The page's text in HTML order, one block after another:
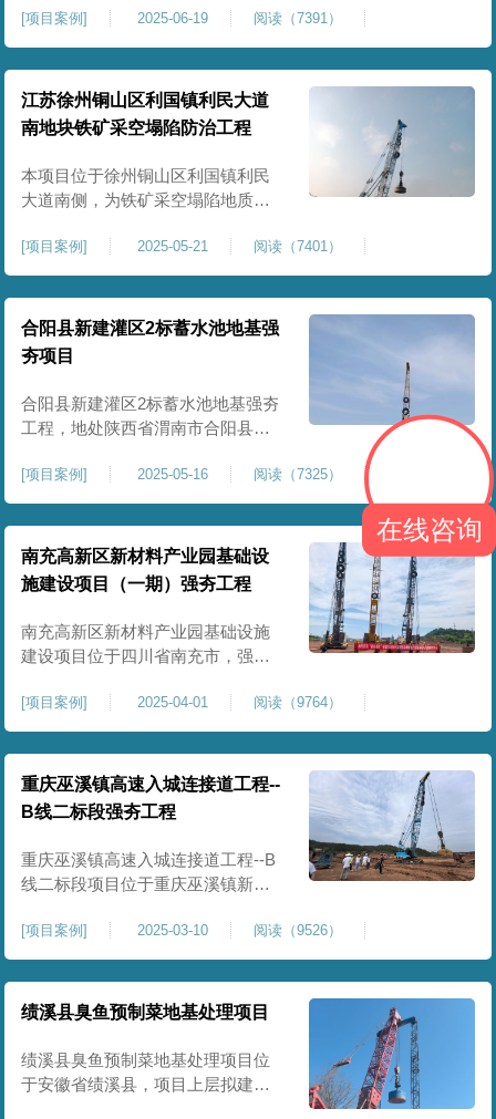
积约 20000 平方米，采用满场强夯
加固方式改善场地工程地质条件，
有效提高地基承载力、控制不均匀
沉降，满足变电站各类构支架、电
气设备及配套设施建设标准。本项
目是嵩县重要电力基础设施，投运
后优化区域电网布局，增强当
[项目案例] 2025-06-19 阅读（7391）
江苏徐州铜山区利国镇利民大道
南地块铁矿采空塌陷防治工程
本项目位于徐州铜山区利国镇利民
大道南侧，为铁矿采空塌陷地质灾
35000㎡。针对区域铁矿开采遗留的
地层松散、裂隙发育、塌陷沉降等
隐患，采用强夯工艺加固场地地
基，消除采空地质风险，提升场地
整体稳定性与承载力，彻底改善地
块建设条件，实现矿区地质灾害治
理与土地安全利用。
[项目案例] 2025-05-21 阅读（7401）
合阳县新建灌区2标蓄水池地基强
夯项目
合阳县新建灌区2标蓄水池地基强夯
工程，地处陕西省渭南市合阳县，
的关键前置工程，主要服务于片区
农业灌溉蓄水配套建设，为后续蓄
水池主体施工筑牢地基基础，保障
灌区水利设施长期稳定运行。本工
程核心施工内容为蓄水池场地地基
强夯加固处理，总强夯施工面积
25000㎡，施工完成后场地上部将新
[项目案例] 2025-05-16 阅读（7325）
南充高新区新材料产业园基础设
施建设项目（一期）强夯工程
南充高新区新材料产业园基础设施
建设项目位于四川省南充市，强夯
软弱土、回填土等复杂地质，采用
强夯地基加固，深层加固地基、提
升承载力、严控工后沉降，为厂
房、道路及配套设施筑牢基础。本
项目施工作业面积大，我司将整个
场地施工区域合理划分为若干个区
段，分区分段施工，投入强夯设备3
[项目案例] 2025-04-01 阅读（9764）
重庆巫溪镇高速入城连接道工程--
B线二标段强夯工程
重庆巫溪镇高速入城连接道工程--B
线二标段项目位于重庆巫溪镇新建
形成，回填完成，强夯施工一次，
极大考验我司与土方单位交叉施工
能力。每标段强夯施工完成，现场
工程师组织三方验收一次，确认工
施工质量，确保工程整体质量。在
施工过程中我司严格按照设计规范
[项目案例] 2025-03-10 阅读（9526）
绩溪县臭鱼预制菜地基处理项目
绩溪县臭鱼预制菜地基处理项目位
于安徽省绩溪县，项目上层拟建生
在线咨询